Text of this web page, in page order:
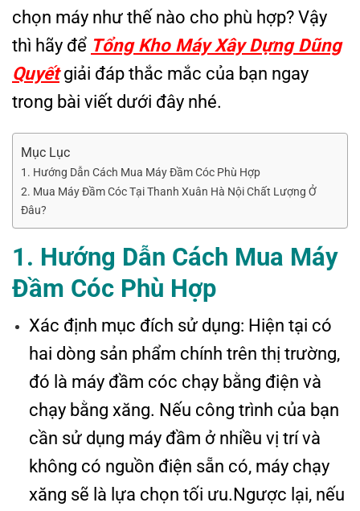
chọn máy như thế nào cho phù hợp? Vậy
thì hãy để Tổng Kho Máy Xây Dựng Dũng
Quyếtgiải đáp thắc mắc của bạn ngay
trong bài viết dưới đây nhé.
Mục Lục
1. Hướng Dẫn Cách Mua Máy Đầm Cóc Phù Hợp
2. Mua Máy Đầm Cóc Tại Thanh Xuân Hà Nội Chất Lượng Ở
Đâu?
1. Hướng Dẫn Cách Mua Máy
Đầm Cóc Phù Hợp
Xác định mục đích sử dụng: Hiện tại có
hai dòng sản phẩm chính trên thị trường,
đó là máy đầm cóc chạy bằng điện và
chạy bằng xăng. Nếu công trình của bạn
cần sử dụng máy đầm ở nhiều vị trí và
không có nguồn điện sẵn có, máy chạy
xăng sẽ là lựa chọn tối ưu.Ngược lại, nếu